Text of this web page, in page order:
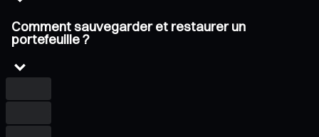
Comment sauvegarder et restaurer un
portefeuille ?